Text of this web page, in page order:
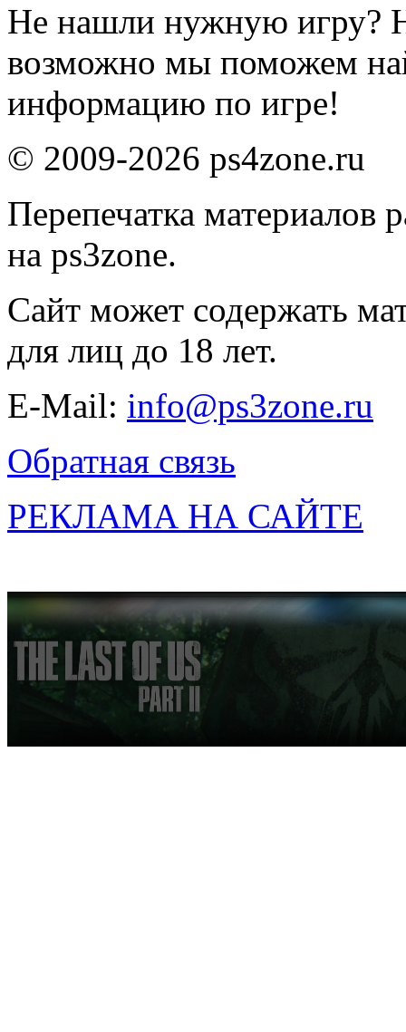
Не нашли нужную игру?
возможно мы поможем
информацию по игре!
© 2009-2026 ps4zone.ru
Перепечатка материалов
на ps3zone.
Сайт может содержать
для лиц до 18 лет.
E-Mail: info@ps3zone.ru
Обратная связь
РЕКЛАМА НА САЙТЕ